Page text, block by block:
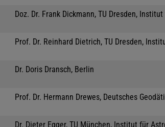
Doz. Dr. Frank Dickmann, TU Dresden,
Prof. Dr. Reinhard Dietrich, TU Dresden,
Dr. Doris Dransch, Berlin
Prof. Dr. Hermann Drewes, Deutsches
Dr. Dieter Egger, TU München, Institut für